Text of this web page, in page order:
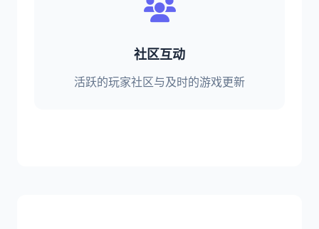
社区互动
活跃的玩家社区与及时的游戏更新